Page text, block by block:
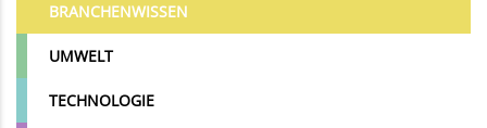
BRANCHENWISSEN
UMWELT
TECHNOLOGIE